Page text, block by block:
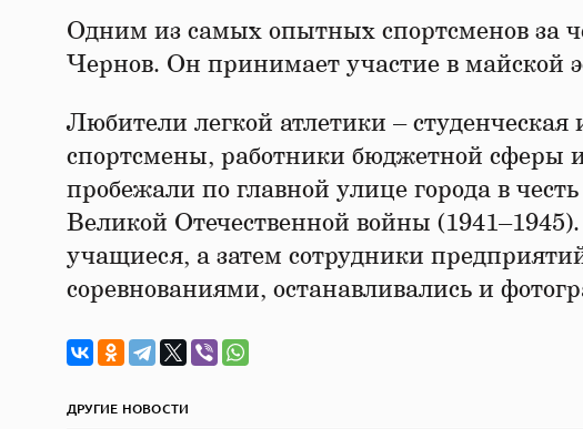
Одним из самых опытных спортсменов за
Чернов. Он принимает участие в майской
Любители легкой атлетики –
спортсмены, работники бюджетной
пробежали по главной улице города в
Великой Отечественной войны
учащиеся, а затем сотрудники
соревнованиями, останавливались и
ДРУГИЕ НОВОСТИ